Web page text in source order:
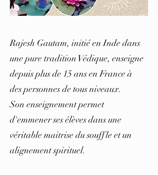
Rajesh Gautam, initié en Inde dans
une pure tradition Védique, enseigne
depuis plus de 15 ans en France à
des personnes de tous niveaux.
Son enseignement permet
d'emmener ses élèves dans une
véritable maitrise du souffle et un
alignement spirituel.